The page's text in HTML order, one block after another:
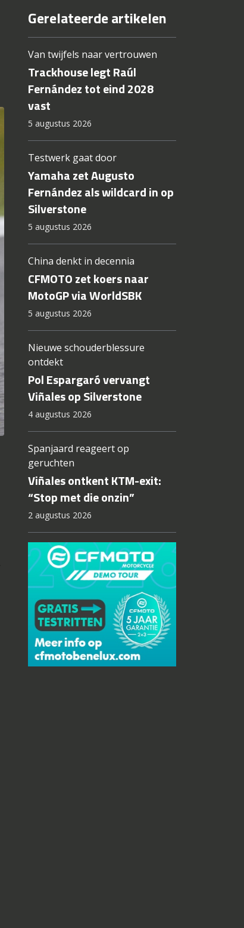
Gerelateerde artikelen
Van twijfels naar vertrouwen
Trackhouse legt Raúl
Fernández tot eind 2028
vast
5 augustus 2026
Testwerk gaat door
Yamaha zet Augusto
Fernández als wildcard in op
Silverstone
5 augustus 2026
China denkt in decennia
CFMOTO zet koers naar
MotoGP via WorldSBK
5 augustus 2026
Nieuwe schouderblessure
ontdekt
Pol Espargaró vervangt
Viñales op Silverstone
4 augustus 2026
Spanjaard reageert op
geruchten
Viñales ontkent KTM-exit:
“Stop met die onzin”
2 augustus 2026